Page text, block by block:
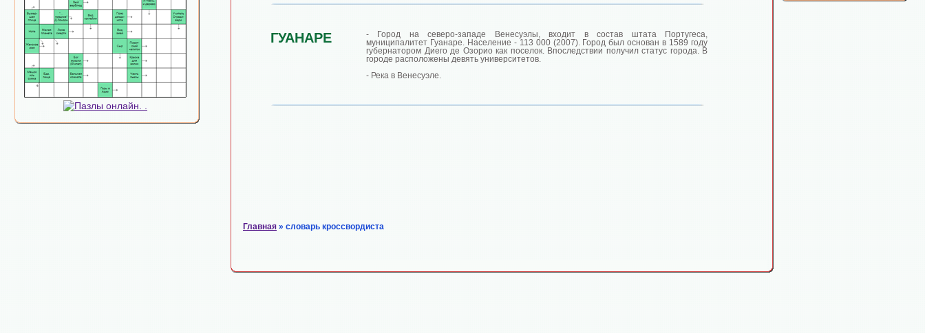
ГУАНАРЕ
- Город на северо-западе Венесуэлы, входит в состав штата Португеса,
муниципалитет Гуанаре. Население - 113 000 (2007). Город был основан в 1589 году
губернатором Диего де Озорио как поселок. Впоследствии получил статус города. В
городе расположены девять университетов.
- Река в Венесуэле.
Главная » словарь кроссвордиста